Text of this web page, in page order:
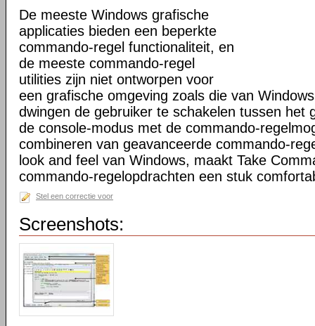
De meeste Windows grafische
applicaties bieden een beperkte
commando-regel functionaliteit, en
de meeste commando-regel
utilities zijn niet ontworpen voor
een grafische omgeving zoals die van
dwingen de gebruiker te schakelen tussen het
de console-modus met de commando-
combineren van geavanceerde commando-
look and feel van Windows, maakt Take
commando-regelopdrachten een stuk
Stel een correctie voor
Screenshots: